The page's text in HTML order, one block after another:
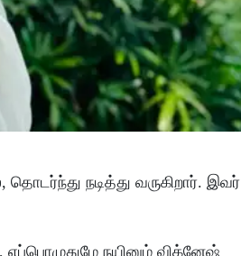
நடித்து வருகிறார். இவர்
நயினும் விக்னேஷ்